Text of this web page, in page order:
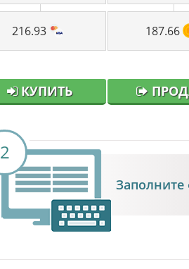
216.93 187.66
КУПИТЬ
2